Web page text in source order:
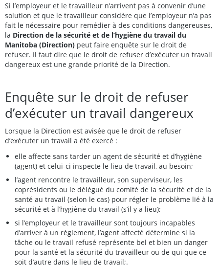
Si l’employeur et le travailleur n’arrivent pas à convenir d’une
solution et que le travailleur considère que l’employeur n’a pas
fait le nécessaire pour remédier à des conditions dangereuses,
la Direction de la sécurité et de l’hygiène du travail du
Manitoba (Direction) peut faire enquête sur le droit de
refuser. Il faut dire que le droit de refuser d’exécuter un travail
dangereux est une grande priorité de la Direction.
Enquête sur le droit de refuser
d’exécuter un travail dangereux
Lorsque la Direction est avisée que le droit de refuser
d’exécuter un travail a été exercé :
elle affecte sans tarder un agent de sécurité et d’hygiène
(agent) et celui-ci inspecte le lieu de travail, au besoin;
l’agent rencontre le travailleur, son superviseur, les
coprésidents ou le délégué du comité de la sécurité et de la
santé au travail (selon le cas) pour régler le problème lié à la
sécurité et à l’hygiène du travail (s’il y a lieu);
si l’employeur et le travailleur sont toujours incapables
d’arriver à un règlement, l’agent affecté détermine si la
tâche ou le travail refusé représente bel et bien un danger
pour la santé et la sécurité du travailleur ou de qui que ce
soit d’autre dans le lieu de travail;.